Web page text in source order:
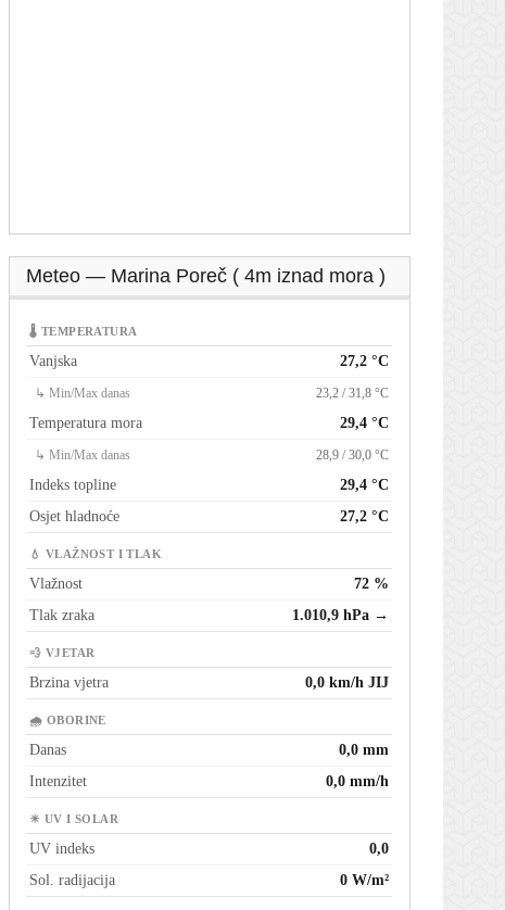
Meteo — Marina Poreč ( 4m iznad mora )
🌡 TEMPERATURA
Vanjska 27,2 °C
↳ Min/Max danas 23,2 / 31,8 °C
Temperatura mora 29,4 °C
↳ Min/Max danas 28,9 / 30,0 °C
Indeks topline
29,4 °C
Osjet hladnoće
27,2 °C
💧 VLAŽNOST I TLAK
Vlažnost
72 %
Tlak zraka
1.010,9 hPa →
💨 VJETAR
Brzina vjetra 0,0 km/h JIJ
🌧 OBORINE
Danas
0,0 mm
Intenzitet
0,0 mm/h
☀ UV I SOLAR
UV indeks
0,0
Sol. radijacija
0 W/m²